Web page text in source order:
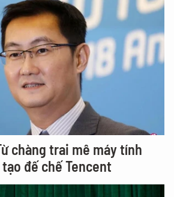
chàng trai mê máy tính
đế chế Tencent